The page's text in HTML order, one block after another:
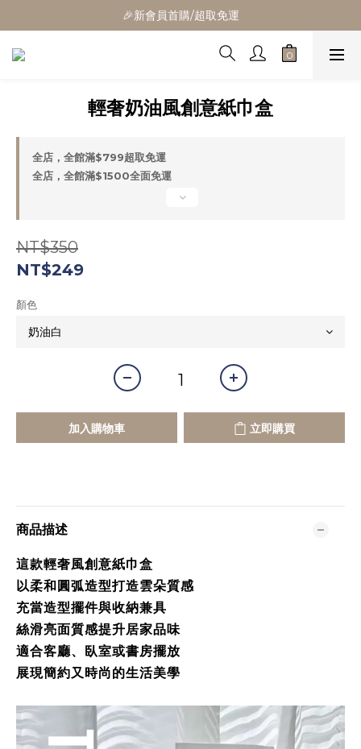
🎁全館消費滿1300立折100
🎉新會員首購/超取免運
🚛全館滿$799超取免運  $1500宅配免運
輕奢奶油風創意紙巾盒
全店，全館滿$799超取免運
全店，全館滿$1500全面免運
NT$350
NT$249
顏色
加入購物車 立即購買
商品描述
這款輕奢風創意紙巾盒
以柔和圓弧造型打造雲朵質感
充當造型擺件與收納兼具
絲滑亮面質感提升居家品味
適合客廳、臥室或書房擺放
展現簡約又時尚的生活美學